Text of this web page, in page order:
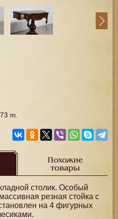
m.
Похожие
товары
столик. Особый
резная стойка с
на 4 фигурных